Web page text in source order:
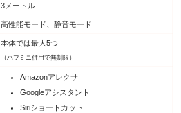
3メートル
高性能モード、静音モード
本体では最大5つ
（ハブミニ併用で無制限）
Amazonアレクサ
Googleアシスタント
Siriショートカット